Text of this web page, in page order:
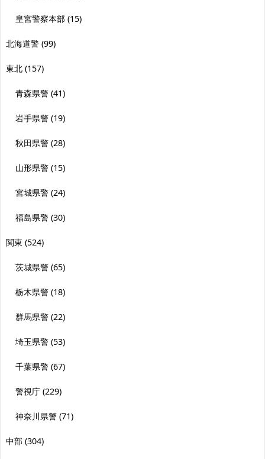
皇宮警察本部 (15)
北海道警 (99)
東北 (157)
青森県警 (41)
岩手県警 (19)
秋田県警 (28)
山形県警 (15)
宮城県警 (24)
福島県警 (30)
関東 (524)
茨城県警 (65)
栃木県警 (18)
群馬県警 (22)
埼玉県警 (53)
千葉県警 (67)
警視庁 (229)
神奈川県警 (71)
中部 (304)